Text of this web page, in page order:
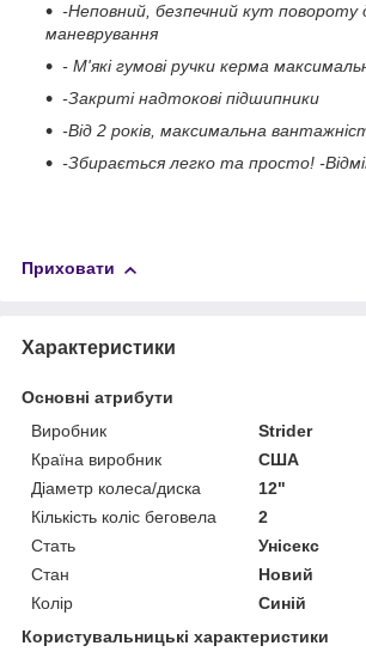
-Неповний, безпечний кут повороту
маневрування
- М'які гумові ручки керма
-Закриті надтокові підшипники
-Від 2 років, максимальна
-Збирається легко та просто! -
Приховати
Характеристики
Основні атрибути
Виробник
Strider
Країна виробник
США
Діаметр колеса/диска
12"
Кількість коліс беговела
2
Стать
Унісекс
Стан
Новий
Колір
Синій
Користувальницькі характеристики